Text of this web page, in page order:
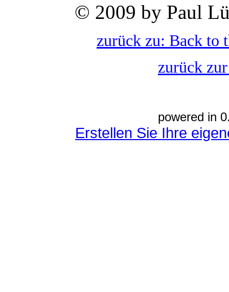
© 2009 by Paul
zurück zu: Back to
zurück
powered in
Erstellen Sie Ihre